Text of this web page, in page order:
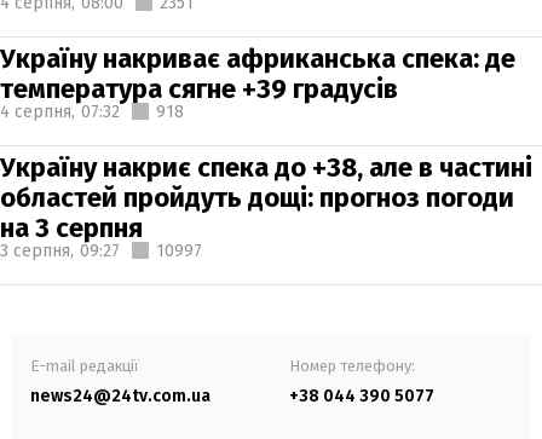
Україну накриває африканська спека: де
температура сягне +39 градусів
4 серпня, 07:32 918
Україну накриє спека до +38, але в частині
областей пройдуть дощі: прогноз погоди
на 3 серпня
3 серпня, 09:27 10997
E-mail редакції
news24@24tv.com.ua
Номер телефону:
+38 044 390 5077